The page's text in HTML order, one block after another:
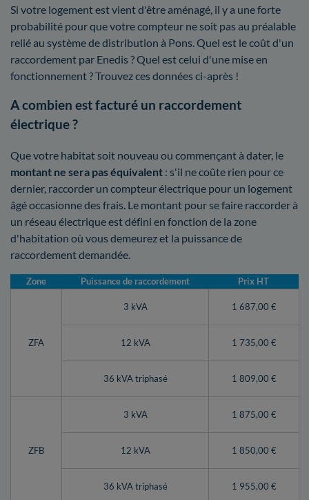
Si votre logement est vient d'être aménagé, il y a une forte
probabilité pour que votre compteur ne soit pas au préalable
relié au système de distribution à Pons. Quel est le coût d'un
raccordement par Enedis ? Quel est celui d'une mise en
fonctionnement ? Trouvez ces données ci-après !
A combien est facturé un raccordement
électrique ?
Que votre habitat soit nouveau ou commençant à dater, le
montant ne sera pas équivalent : s'il ne coûte rien pour ce
dernier, raccorder un compteur électrique pour un logement
âgé occasionne des frais. Le montant pour se faire raccorder à
un réseau électrique est défini en fonction de la zone
d'habitation où vous demeurez et la puissance de
raccordement demandée.
Zone Puissance de raccordement Prix HT
ZFA
3 kVA 1 687,00 €
12 kVA 1 735,00 €
36 kVA triphasé 1 809,00 €
ZFB
3 kVA 1 875,00 €
12 kVA 1 850,00 €
36 kVA triphasé 1 955,00 €